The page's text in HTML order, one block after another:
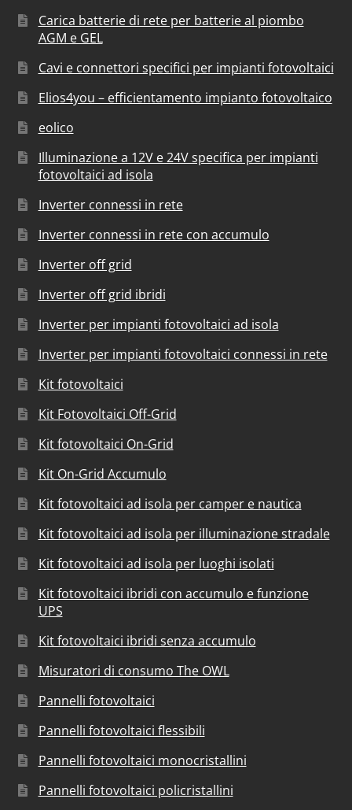
Carica batterie di rete per batterie al piombo
AGM e GEL
Cavi e connettori specifici per impianti fotovoltaici
Elios4you – efficientamento impianto fotovoltaico
eolico
Illuminazione a 12V e 24V specifica per impianti
fotovoltaici ad isola
Inverter connessi in rete
Inverter connessi in rete con accumulo
Inverter off grid
Inverter off grid ibridi
Inverter per impianti fotovoltaici ad isola
Inverter per impianti fotovoltaici connessi in rete
Kit fotovoltaici
Kit Fotovoltaici Off-Grid
Kit fotovoltaici On-Grid
Kit On-Grid Accumulo
Kit fotovoltaici ad isola per camper e nautica
Kit fotovoltaici ad isola per illuminazione stradale
Kit fotovoltaici ad isola per luoghi isolati
Kit fotovoltaici ibridi con accumulo e funzione
UPS
Kit fotovoltaici ibridi senza accumulo
Misuratori di consumo The OWL
Pannelli fotovoltaici
Pannelli fotovoltaici flessibili
Pannelli fotovoltaici monocristallini
Pannelli fotovoltaici policristallini